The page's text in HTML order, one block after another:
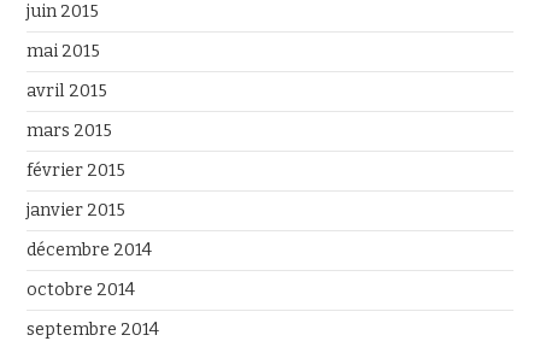
juin 2015
mai 2015
avril 2015
mars 2015
février 2015
janvier 2015
décembre 2014
octobre 2014
septembre 2014